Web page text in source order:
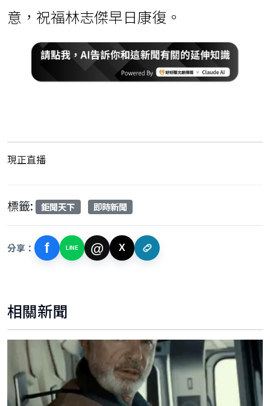
意，祝福林志傑早日康復。
現正直播
標籤: 鉅聞天下 即時新聞
分享： f LINE @ X
相關新聞